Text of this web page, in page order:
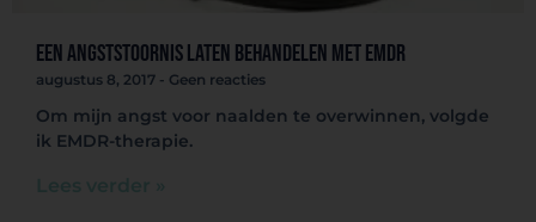
Een angststoornis laten behandelen met EMDR
augustus 8, 2017 Geen reacties
Om mijn angst voor naalden te overwinnen, volgde
ik EMDR-therapie.